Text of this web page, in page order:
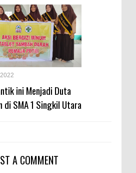
ini Menjadi Duta
di SMA 1 Singkil Utara
A COMMENT